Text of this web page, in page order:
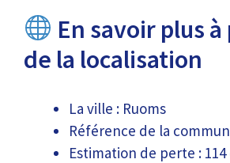
En savoir plus
de la localisation
La ville : Ruoms
Référence de la
Estimation de perte :